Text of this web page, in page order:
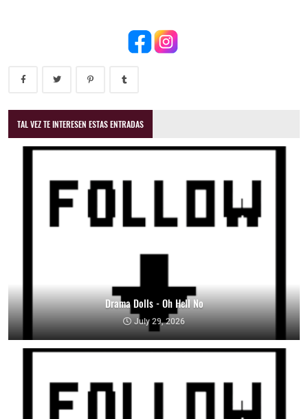
TAL VEZ TE INTERESEN ESTAS ENTRADAS
Drama Dolls - Oh Hell No
July 29, 2026